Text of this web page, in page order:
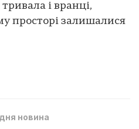
і вранці,
просторі залишалися
новина